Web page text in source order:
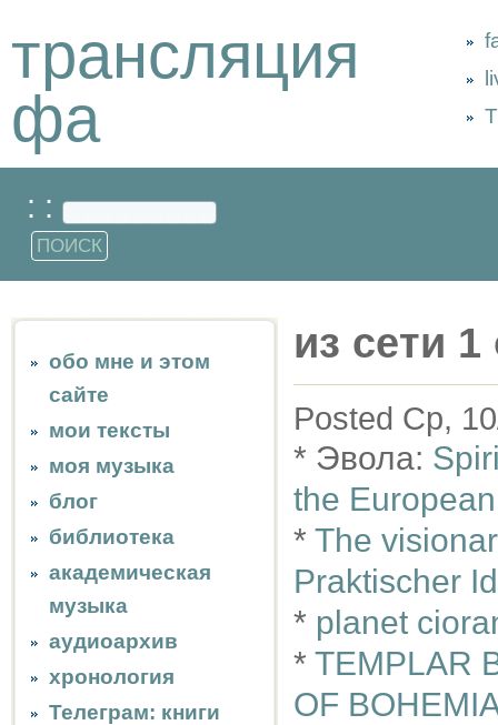
трансляция
фа
: :
обо мне и этом
сайте
мои тексты
моя музыка
блог
библиотека
академическая
музыка
аудиоархив
хронология
Телеграм: книги
из сети 1
Posted Ср,
* Эвола:
the
* The
Praktischer
* planet
* TEMPLAR
OF